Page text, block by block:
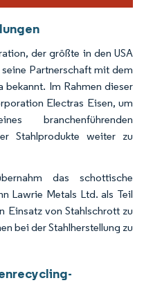
der größte in den USA
Partnerschaft mit dem
bekannt. Im Rahmen dieser
Electras Eisen, um
branchenführenden
Stahlprodukte weiter zu
das schottische
Lawrie Metals Ltd. als Teil
Einsatz von Stahlschrott zu
bei der Stahlherstellung zu